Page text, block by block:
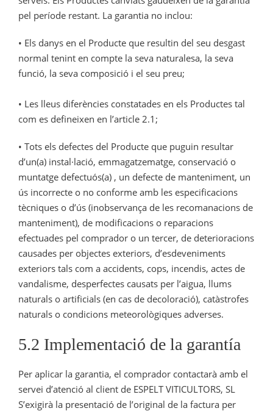
pel període restant. La garantia no inclou:
• Els danys en el Producte que resultin del seu desgast
normal tenint en compte la seva naturalesa, la seva
funció, la seva composició i el seu preu;
• Les lleus diferències constatades en els Productes tal
com es defineixen en l’article 2.1;
• Tots els defectes del Producte que puguin resultar
d’un(a) instal·lació, emmagatzematge, conservació o
muntatge defectuós(a) , un defecte de manteniment, un
ús incorrecte o no conforme amb les especificacions
tècniques o d’ús (inobservança de les recomanacions de
manteniment), de modificacions o reparacions
efectuades pel comprador o un tercer, de deterioracions
causades per objectes exteriors, d’esdeveniments
exteriors tals com a accidents, cops, incendis, actes de
vandalisme, desperfectes causats per l’aigua, llums
naturals o artificials (en cas de decoloració), catàstrofes
naturals o condicions meteorològiques adverses.
5.2 Implementació de la garantía
Per aplicar la garantia, el comprador contactarà amb el
servei d’atenció al client de ESPELT VITICULTORS, SL
S’exigirà la presentació de l’original de la factura per